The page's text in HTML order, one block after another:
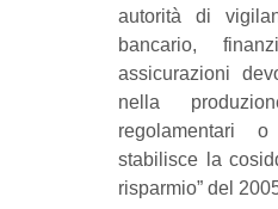
autorità di
bancario,
assicurazioni
nella
regolamentari
stabilisce la
risparmio” del